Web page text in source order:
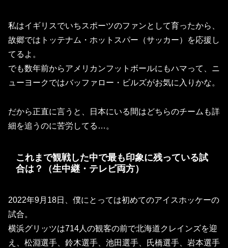
私はイギリスでいちスポーツのファンとして育ったから、
故郷ではトッテナム・ホットスパー（サッカー）を応援し
てるよ。
でも数年前からアメリカンフットボールにもハマって、ニ
ューヨークではバッファロー・ビルズがお気に入りかな。
だから正直に言うと、日本にいる間はどちらのチームも詳
細を追うのに苦労してる…。
これまで観戦した中で最も印象に残っている試
合は？（生中継・テレビ両方）
2022年9月18日、僕にとっては初めてのアイスホッケーの
試合。
横浜グリッツは714人の観客の前で北海道クレインズを迎
え、松淵選手、鈴木選手、池田選手、氏橋選手、岩本選手